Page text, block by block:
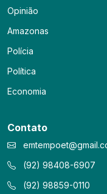
Opinião
Amazonas
Polícia
Política
Economia
Contato
(92) 98408-6907
(92) 98859-0110